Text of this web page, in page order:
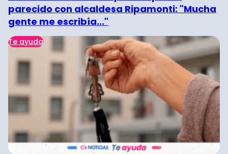
parecido con alcaldesa Ripamonti: "Mucha
gente me escribía..."
Te ayuda